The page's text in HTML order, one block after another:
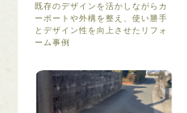
既存のデザインを活かしながらカ
ーポートや外構を整え、使い勝手
とデザイン性を向上させたリフォ
ーム事例